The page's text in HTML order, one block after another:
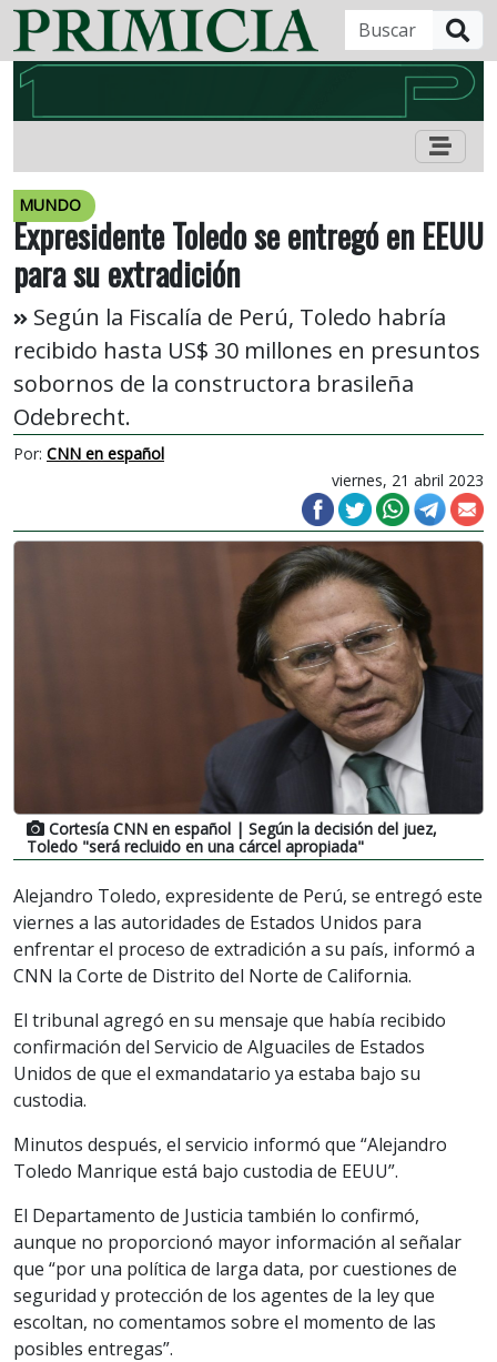
MUNDO
Expresidente Toledo se entregó en EEUU
para su extradición
Según la Fiscalía de Perú, Toledo habría
recibido hasta US$ 30 millones en presuntos
sobornos de la constructora brasileña
Odebrecht.
Por: CNN en español
viernes, 21 abril 2023
Cortesía CNN en español | Según la decisión del juez,
Toledo "será recluido en una cárcel apropiada"
Alejandro Toledo, expresidente de Perú, se entregó este
viernes a las autoridades de Estados Unidos para
enfrentar el proceso de extradición a su país, informó a
CNN la Corte de Distrito del Norte de California.
El tribunal agregó en su mensaje que había recibido
confirmación del Servicio de Alguaciles de Estados
Unidos de que el exmandatario ya estaba bajo su
custodia.
Minutos después, el servicio informó que “Alejandro
Toledo Manrique está bajo custodia de EEUU”.
El Departamento de Justicia también lo confirmó,
aunque no proporcionó mayor información al señalar
que “por una política de larga data, por cuestiones de
seguridad y protección de los agentes de la ley que
escoltan, no comentamos sobre el momento de las
posibles entregas”.